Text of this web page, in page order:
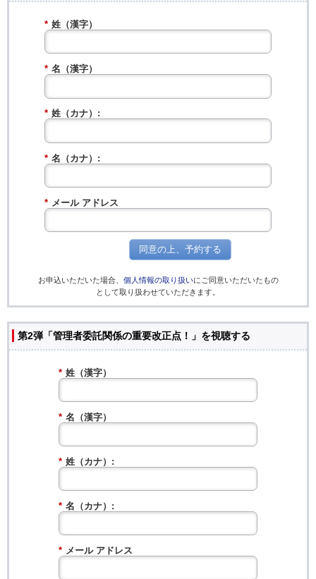
* 姓（漢字）
* 名（漢字）
* 姓（カナ）:
* 名（カナ）:
* メール アドレス
同意の上、予約する
お申込いただいた場合、 個人情報の取り扱いにご同意いただいたもの
として取り扱わせていただきます。
第2弾「管理者委託関係の重要改正点！」を視聴する
* 姓（漢字）
* 名（漢字）
* 姓（カナ）:
* 名（カナ）:
* メール アドレス